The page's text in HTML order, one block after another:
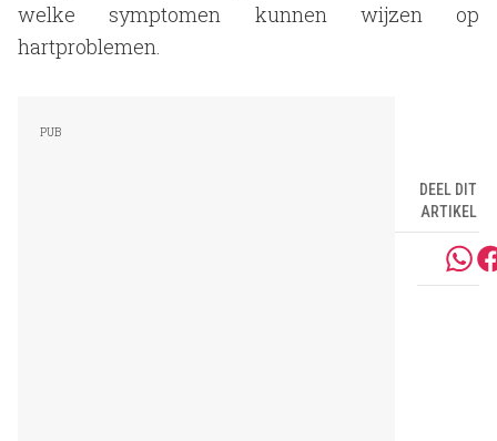
welke symptomen kunnen wijzen op
hartproblemen.
DEEL DIT
ARTIKEL